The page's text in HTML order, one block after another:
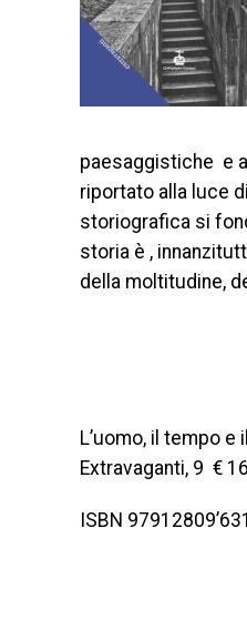
paesaggistiche e
riportato alla luce
storiografica si
storia è ,
della moltitudine,
L’uomo, il tempo
Extravaganti, 9 €
ISBN